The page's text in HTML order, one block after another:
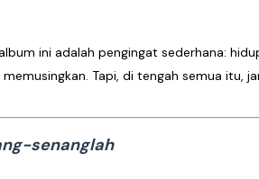
ini adalah pengingat sederhana:
Tapi, di tengah semua itu,
senanglah